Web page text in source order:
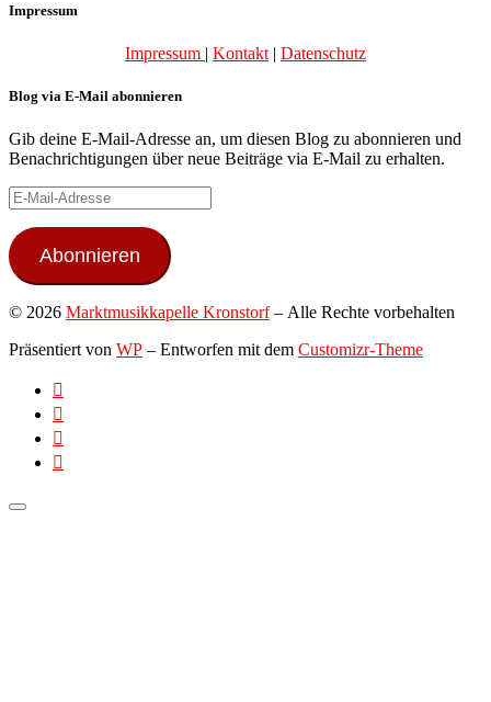
Impressum
Impressum | Kontakt | Datenschutz
Blog via E-Mail abonnieren
Gib deine E-Mail-Adresse an, um diesen Blog zu abonnieren und
Benachrichtigungen über neue Beiträge via E-Mail zu erhalten.
E-
Mail-
Adresse
Abonnieren
© 2026 Marktmusikkapelle Kronstorf– Alle Rechte vorbehalten
Präsentiert von WP – Entworfen mit dem Customizr-Theme